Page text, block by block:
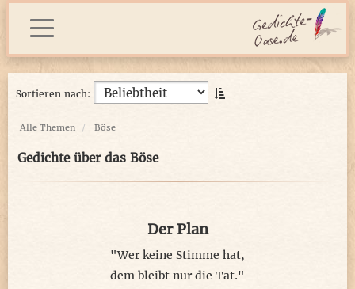
Sortieren nach:
Alle Themen Böse
Gedichte über das Böse
Der Plan
"Wer keine Stimme hat,
dem bleibt nur die Tat."